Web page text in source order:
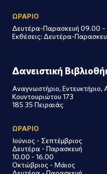
ΩΡΑΡΙΟ
Δευτέρα-Παρασκευή 09.00 –
Εκθέσεις: Δευτέρα-
Δανειστική
Αναγνωστήριο,
Κουντουριώτου 173
185 35 Πειραιάς
ΩΡΑΡΙΟ
Ιούνιος - Σεπτέμβριος
Δευτέρα - Παρασκευή
10.00 - 16.00
Οκτώβριος - Μάιος